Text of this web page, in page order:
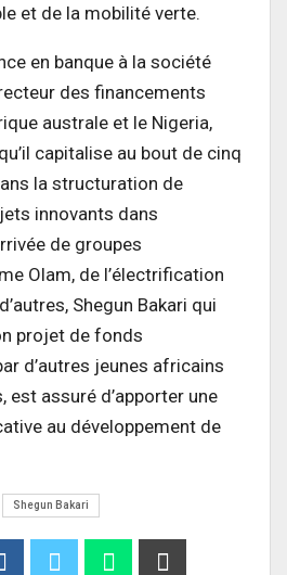
et de la mobilité verte.
en banque à la société
des financements
australe et le Nigeria,
capitalise au bout de cinq
la structuration de
innovants dans
de groupes
Olam, de l’électrification
Shegun Bakari qui
projet de fonds
d’autres jeunes africains
est assuré d’apporter une
au développement de
Shegun Bakari